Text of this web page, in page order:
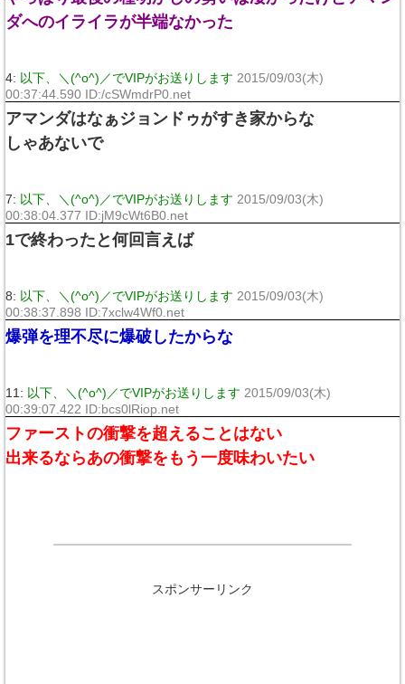
ダへのイライラが半端なかった
4: 以下、＼(^o^)／でVIPがお送りします 2015/09/03(木)
00:37:44.590 ID:/cSWmdrP0.net
アマンダはなぁジョンドゥがすき家からな
しゃあないで
7: 以下、＼(^o^)／でVIPがお送りします 2015/09/03(木)
00:38:04.377 ID:jM9cWt6B0.net
1で終わったと何回言えば
8: 以下、＼(^o^)／でVIPがお送りします 2015/09/03(木)
00:38:37.898 ID:7xclw4Wf0.net
爆弾を理不尽に爆破したからな
11: 以下、＼(^o^)／でVIPがお送りします 2015/09/03(木)
00:39:07.422 ID:bcs0lRiop.net
ファーストの衝撃を超えることはない
出来るならあの衝撃をもう一度味わいたい
スポンサーリンク